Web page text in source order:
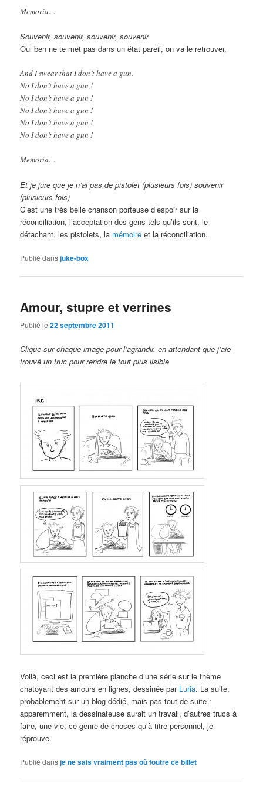
Memoria…
Souvenir, souvenir, souvenir, souvenir
Oui ben ne te met pas dans un état pareil, on va le retrouver,
And I swear that I don’t have a gun.
No I don’t have a gun !
No I don’t have a gun !
No I don’t have a gun !
No I don’t have a gun !
No I don’t have a gun !
Memoria…
Et je jure que je n’ai pas de pistolet (plusieurs fois) souvenir
(plusieurs fois)
C’est une très belle chanson porteuse d’espoir sur la
réconciliation, l’acceptation des gens tels qu’ils sont, le
détachant, les pistolets, la mémoire et la réconciliation.
Publié dansjuke-box
Amour, stupre et verrines
Publié le22 septembre 2011
Clique sur chaque image pour l’agrandir, en attendant que j’aie
trouvé un truc pour rendre le tout plus lisible
Voilà, ceci est la première planche d’une série sur le thème
chatoyant des amours en lignes, dessinée par Luria. La suite,
probablement sur un blog dédié, mais pas tout de suite :
apparemment, la dessinateuse aurait un travail, d’autres trucs à
faire, une vie, ce genre de choses qu’à titre personnel, je
réprouve.
Publié dansje ne sais vraiment pas où foutre ce billet